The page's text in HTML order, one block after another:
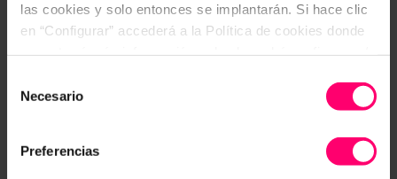
las cookies y solo entonces se implantarán. Si hace clic
en “Configurar” accederá a la Política de cookies donde
activo hasta que ejecute alguna de estas dos opciones:
Necesario
Preferencias